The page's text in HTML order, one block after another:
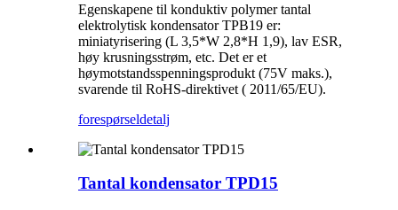
Egenskapene til konduktiv polymer tantal
elektrolytisk kondensator TPB19 er:
miniatyrisering (L 3,5*W 2,8*H 1,9), lav ESR,
høy krusningsstrøm, etc. Det er et
høymotstandsspenningsprodukt (75V maks.),
svarende til RoHS-direktivet ( 2011/65/EU).
forespørseldetalj
Tantal kondensator TPD15